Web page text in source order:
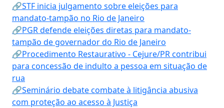
🔗STF inicia julgamento sobre eleições para
mandato-tampão no Rio de Janeiro
🔗PGR defende eleições diretas para mandato-
tampão de governador do Rio de Janeiro
🔗Procedimento Restaurativo - Cejure/PR contribui
para concessão de indulto a pessoa em situação de
rua
🔗Seminário debate combate à litigância abusiva
com proteção ao acesso à Justiça